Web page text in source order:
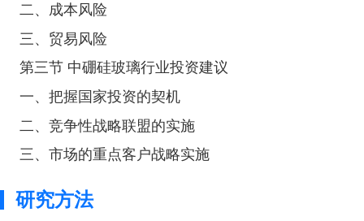
二、成本风险
三、贸易风险
第三节 中硼硅玻璃行业投资建议
一、把握国家投资的契机
二、竞争性战略联盟的实施
三、市场的重点客户战略实施
研究方法